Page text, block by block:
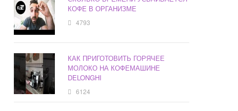
КОФЕ В ОРГАНИЗМЕ
4793
КАК ПРИГОТОВИТЬ ГОРЯЧЕЕ
МОЛОКО НА КОФЕМАШИНЕ
DELONGHI
6124